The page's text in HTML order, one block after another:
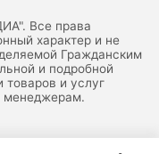
Все права
характер и не
Гражданским
и подробной
товаров и услуг
менеджерам.